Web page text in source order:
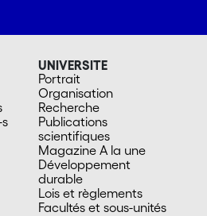
UNIVERSITE
Portrait
Organisation
Recherche
Publications
scientifiques
Magazine A la une
Développement
durable
Lois et règlements
Facultés et sous-unités